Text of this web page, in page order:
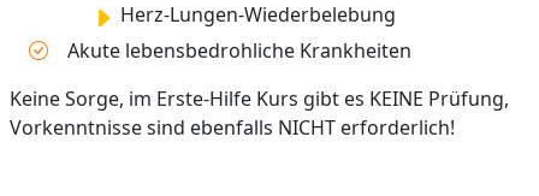
Herz-Lungen-Wiederbelebung
Akute lebensbedrohliche Krankheiten
Keine Sorge, im Erste-Hilfe Kurs gibt es KEINE Prüfung,
Vorkenntnisse sind ebenfalls NICHT erforderlich!